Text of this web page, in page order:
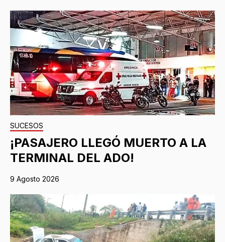
SUCESOS
¡PASAJERO LLEGÓ MUERTO A LA
TERMINAL DEL ADO!
9 Agosto 2026